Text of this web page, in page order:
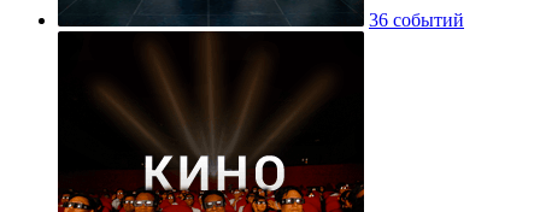
36 событий